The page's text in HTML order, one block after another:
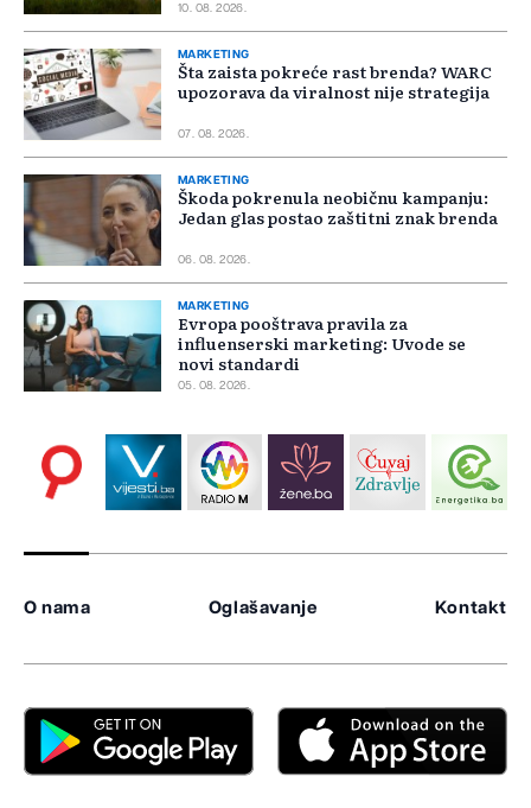
10. 08. 2026.
MARKETING
Šta zaista pokreće rast brenda? WARC
upozorava da viralnost nije strategija
07. 08. 2026.
MARKETING
Škoda pokrenula neobičnu kampanju:
Jedan glas postao zaštitni znak brenda
06. 08. 2026.
MARKETING
Evropa pooštrava pravila za
influenserski marketing: Uvode se
novi standardi
05. 08. 2026.
O nama Oglašavanje Kontakt